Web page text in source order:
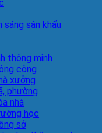
sáng sân khấu
thông minh
cộng
xưởng
phường
nhà
học
sở